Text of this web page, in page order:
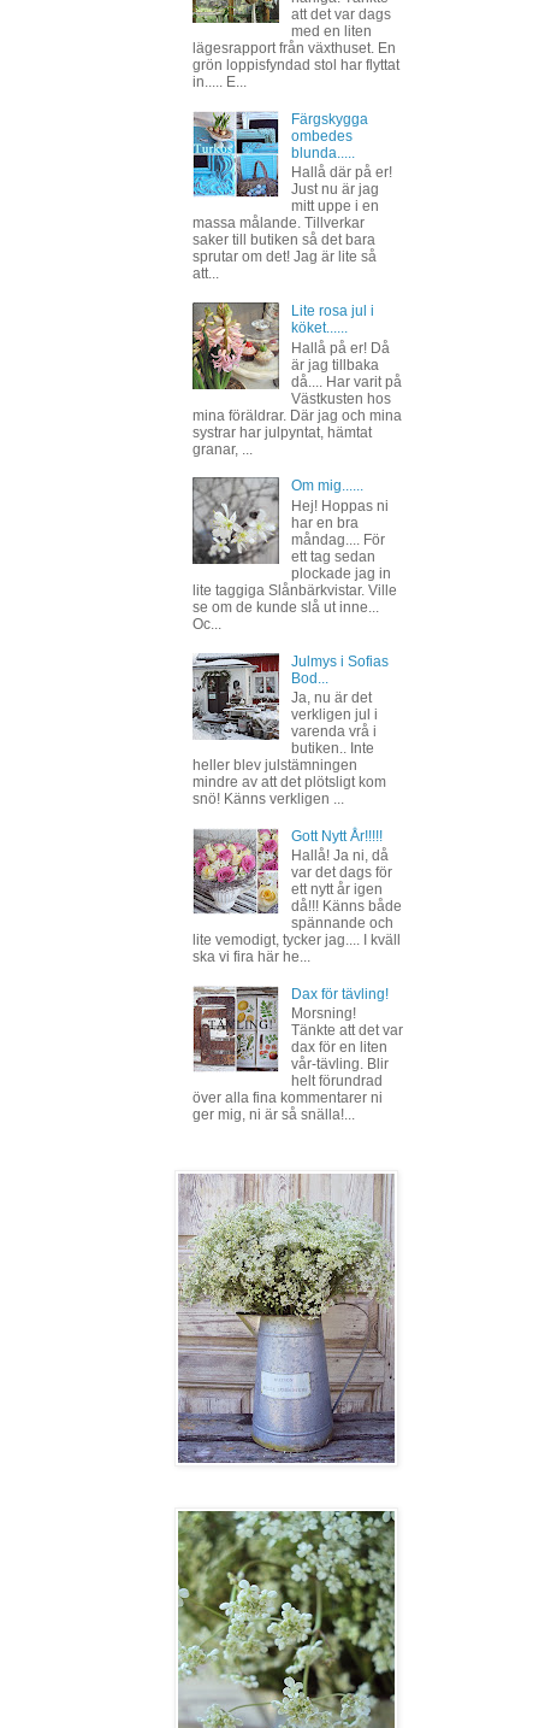
att det var dags
med en liten
lägesrapport från växthuset. En
grön loppisfyndad stol har flyttat
in..... E...
Färgskygga
ombedes
blunda.....
Hallå där på er!
Just nu är jag
mitt uppe i en
massa målande. Tillverkar
saker till butiken så det bara
sprutar om det! Jag är lite så
att...
Lite rosa jul i
köket......
Hallå på er! Då
är jag tillbaka
då.... Har varit på
Västkusten hos
mina föräldrar. Där jag och mina
systrar har julpyntat, hämtat
granar, ...
Om mig......
Hej! Hoppas ni
har en bra
måndag.... För
ett tag sedan
plockade jag in
lite taggiga Slånbärkvistar. Ville
se om de kunde slå ut inne...
Oc...
Julmys i Sofias
Bod...
Ja, nu är det
verkligen jul i
varenda vrå i
butiken.. Inte
heller blev julstämningen
mindre av att det plötsligt kom
snö! Känns verkligen ...
Gott Nytt År!!!!!
Hallå! Ja ni, då
var det dags för
ett nytt år igen
då!!! Känns både
spännande och
lite vemodigt, tycker jag.... I kväll
ska vi fira här he...
Dax för tävling!
Morsning!
Tänkte att det var
dax för en liten
vår-tävling. Blir
helt förundrad
över alla fina kommentarer ni
ger mig, ni är så snälla!...